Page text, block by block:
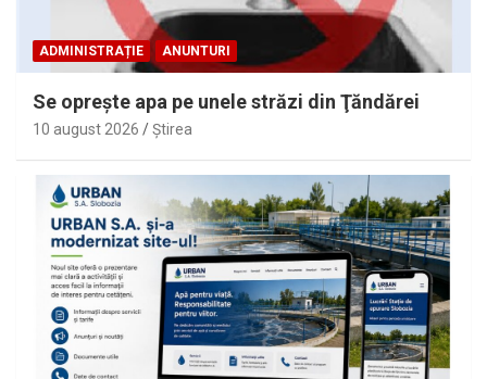
ADMINISTRAȚIE ANUNTURI
Se opreşte apa pe unele străzi din Ţăndărei
10 august 2026 Ştirea